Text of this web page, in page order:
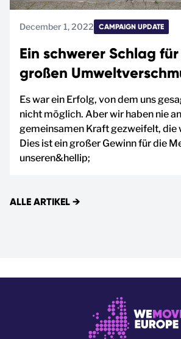
December 1, 2022 CAMPAIGN UPDATE
Ein schwerer Schlag
großen
Es war ein Erfolg, von dem uns
nicht möglich. Aber wir haben nie
gemeinsamen Kraft gezweifelt, die
Dies ist ein großer Gewinn für die
unseren&hellip;
ALLE ARTIKEL →